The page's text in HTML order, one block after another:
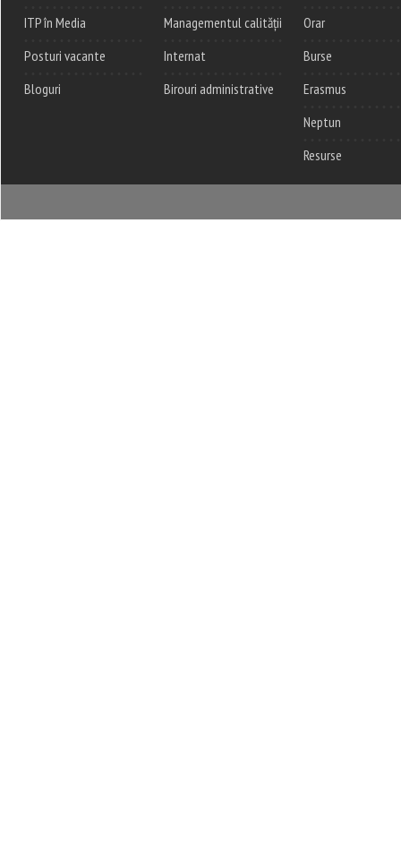
ITP în Media
Posturi vacante
Bloguri
Managementul calității
Internat
Birouri administrative
Orar
Burse
Erasmus
Neptun
Resurse